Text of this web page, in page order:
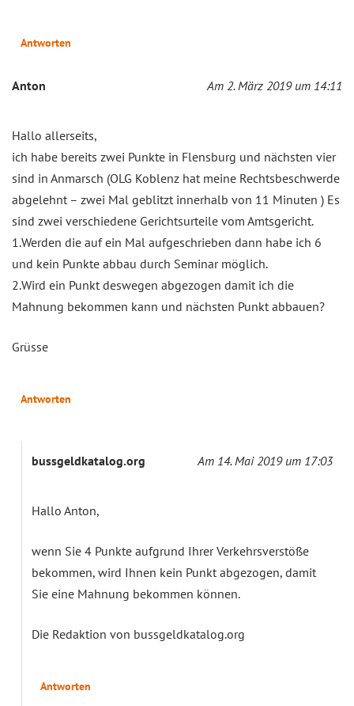
Antworten
Anton Am 2. März 2019 um 14:11
Hallo allerseits,
ich habe bereits zwei Punkte in Flensburg und nächsten vier
sind in Anmarsch (OLG Koblenz hat meine Rechtsbeschwerde
abgelehnt – zwei Mal geblitzt innerhalb von 11 Minuten ) Es
sind zwei verschiedene Gerichtsurteile vom Amtsgericht.
1.Werden die auf ein Mal aufgeschrieben dann habe ich 6
und kein Punkte abbau durch Seminar möglich.
2.Wird ein Punkt deswegen abgezogen damit ich die
Mahnung bekommen kann und nächsten Punkt abbauen?
Grüsse
Antworten
bussgeldkatalog.org Am 14. Mai 2019 um 17:03
Hallo Anton,
wenn Sie 4 Punkte aufgrund Ihrer Verkehrsverstöße
bekommen, wird Ihnen kein Punkt abgezogen, damit
Sie eine Mahnung bekommen können.
Die Redaktion von bussgeldkatalog.org
Antworten